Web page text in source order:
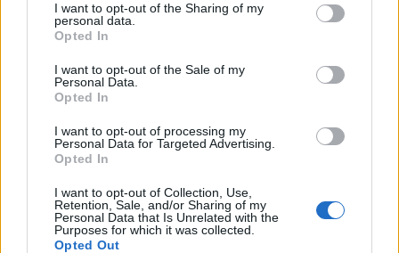
I want to opt-out of the Sharing of my
personal data.
Opted In
I want to opt-out of the Sale of my
Personal Data.
Opted In
I want to opt-out of processing my
Personal Data for Targeted Advertising.
Opted In
I want to opt-out of Collection, Use,
Retention, Sale, and/or Sharing of my
Personal Data that Is Unrelated with the
Purposes for which it was collected.
Opted Out
Sorra szedik áldozataikat a magyar folyók,
rossz lépés is végzetes lehet
Négy fuldoklót sikerült kimenteni, egy férfit azonban
elsodort a víz. Az alacsony vízállás csalóka lehet!